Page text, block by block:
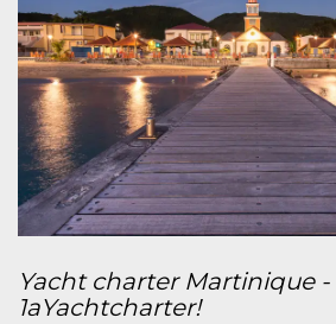
Yacht charter Martinique
1aYachtcharter!